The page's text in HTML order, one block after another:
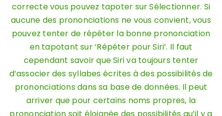
correcte vous pouvez tapoter sur Sélectionner. Si
aucune des prononciations ne vous convient, vous
pouvez tenter de répéter la bonne prononciation
en tapotant sur ‘Répéter pour Siri’. Il faut
cependant savoir que Siri va toujours tenter
d’associer des syllabes écrites à des possibilités de
prononciations dans sa base de données. Il peut
arriver que pour certains noms propres, la